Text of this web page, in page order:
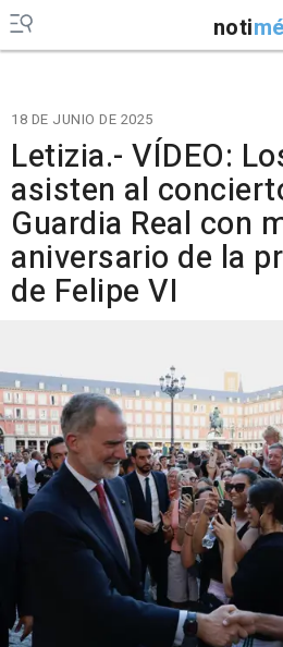
noti
18 DE JUNIO DE 2025
Letizia.- VÍDEO:
asisten al
Guardia Real con
aniversario de la
de Felipe VI